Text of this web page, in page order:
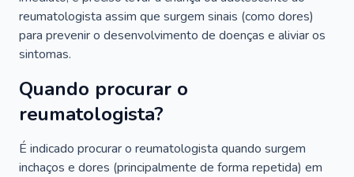
reumatologista assim que surgem sinais (como dores)
para prevenir o desenvolvimento de doenças e aliviar os
sintomas.
Quando procurar o
reumatologista?
É indicado procurar o reumatologista quando surgem
inchaços e dores (principalmente de forma repetida) em